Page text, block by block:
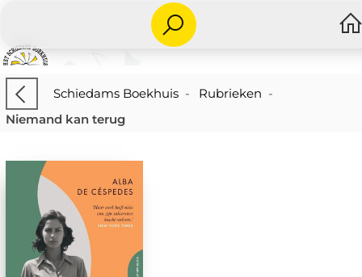
Schiedams Boekhuis- Rubrieken -
Niemand kan terug